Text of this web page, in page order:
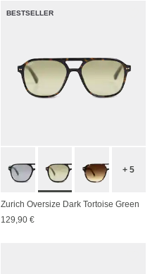
BESTSELLER
+ 5
Zurich Oversize Dark Tortoise Green
129,90 €